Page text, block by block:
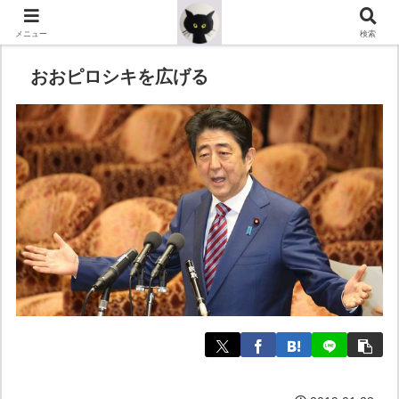
おおピロシキを広げる
メニュー 検索